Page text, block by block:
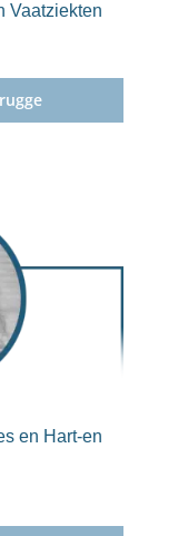
Vaatziekten
en Hart-en